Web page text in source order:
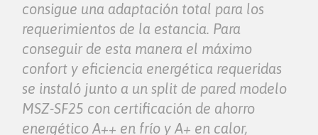
consigue una adaptación total para los
requerimientos de la estancia. Para
conseguir de esta manera el máximo
confort y eficiencia energética requeridas
se instaló junto a un split de pared modelo
MSZ-SF25 con certificación de ahorro
energético A++ en frío y A+ en calor,